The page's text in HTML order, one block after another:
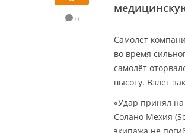
0
Самолёт
во время
самолёт
высоту. Взлёт
«Удар принял на
Солано Мехия